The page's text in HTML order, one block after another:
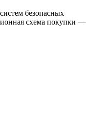
безопасных
схема покупки —